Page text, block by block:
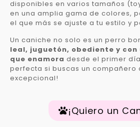
disponibles en varios tamaños
en una amplia gama de colores,
el que más se ajuste a tu estilo y
Un caniche no solo es un perro
leal, juguetón, obediente y
que enamora desde el primer
perfecta si buscas un compañero
excepcional!
¡Quiero un